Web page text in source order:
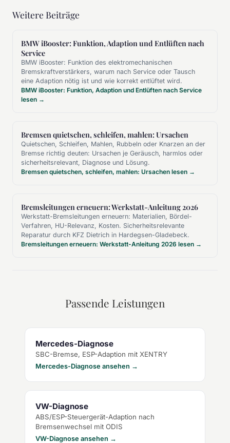
Weitere Beiträge
BMW iBooster: Funktion, Adaption und Entlüften nach
Service
BMW iBooster: Funktion des elektromechanischen
Bremskraftverstärkers, warum nach Service oder Tausch
eine Adaption nötig ist und wie korrekt entlüftet wird.
BMW iBooster: Funktion, Adaption und Entlüften nach Service
lesen →
Bremsen quietschen, schleifen, mahlen: Ursachen
Quietschen, Schleifen, Mahlen, Rubbeln oder Knarzen an der
Bremse richtig deuten: Ursachen je Geräusch, harmlos oder
sicherheitsrelevant, Diagnose und Lösung.
Bremsen quietschen, schleifen, mahlen: Ursachen lesen →
Bremsleitungen erneuern: Werkstatt-Anleitung 2026
Werkstatt-Bremsleitungen erneuern: Materialien, Bördel-
Verfahren, HU-Relevanz, Kosten. Sicherheitsrelevante
Reparatur durch KFZ Dietrich in Hardegsen-Gladebeck.
Bremsleitungen erneuern: Werkstatt-Anleitung 2026 lesen →
Passende Leistungen
Mercedes-Diagnose
SBC-Bremse, ESP-Adaption mit XENTRY
Mercedes-Diagnose ansehen →
VW-Diagnose
ABS/ESP-Steuergerät-Adaption nach
Bremsenwechsel mit ODIS
VW-Diagnose ansehen →